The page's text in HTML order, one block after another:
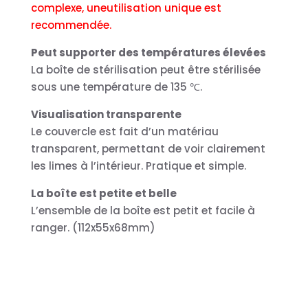
complexe, uneutilisation unique est
recommendée.
Peut supporter des températures élevées
La boîte de stérilisation peut être stérilisée
sous une température de 135 ℃.
Visualisation transparente
Le couvercle est fait d’un matériau
transparent, permettant de voir clairement
les limes à l’intérieur. Pratique et simple.
La boîte est petite et belle
L’ensemble de la boîte est petit et facile à
ranger. (112x55x68mm)